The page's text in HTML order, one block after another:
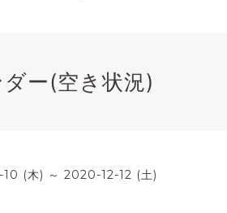
ー(空き状況)
(木) ～ 2020-12-12 (土)